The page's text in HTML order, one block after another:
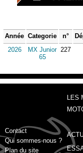
Année Categorie n°
2026
MX Junior
65
227
Contact
Qui sommes-nous ?
Plan du site
LES